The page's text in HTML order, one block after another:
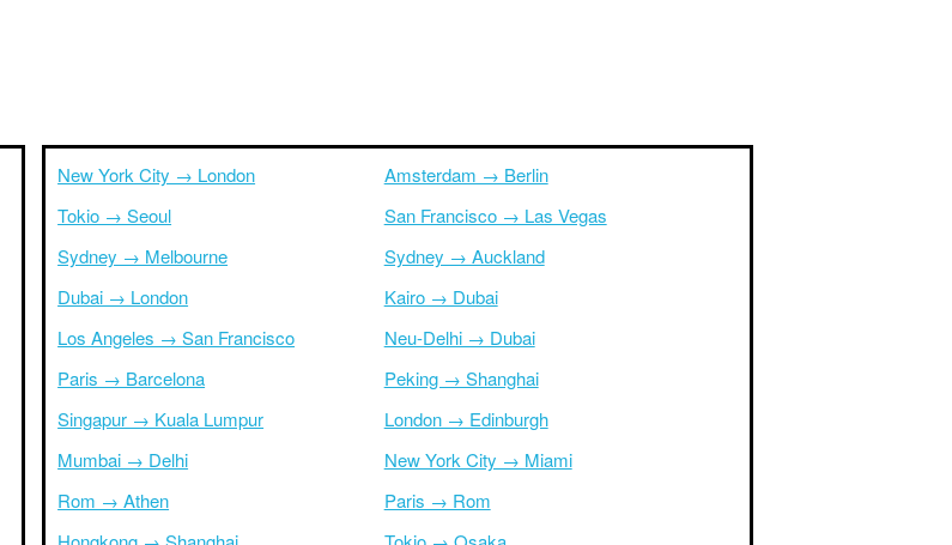
New York City → London
Tokio → Seoul
Sydney → Melbourne
Dubai → London
Los Angeles → San Francisco
Paris → Barcelona
Singapur → Kuala Lumpur
Mumbai → Delhi
Rom → Athen
Amsterdam → Berlin
San Francisco → Las Vegas
Sydney → Auckland
Kairo → Dubai
Neu-Delhi → Dubai
Peking → Shanghai
London → Edinburgh
New York City → Miami
Paris → Rom